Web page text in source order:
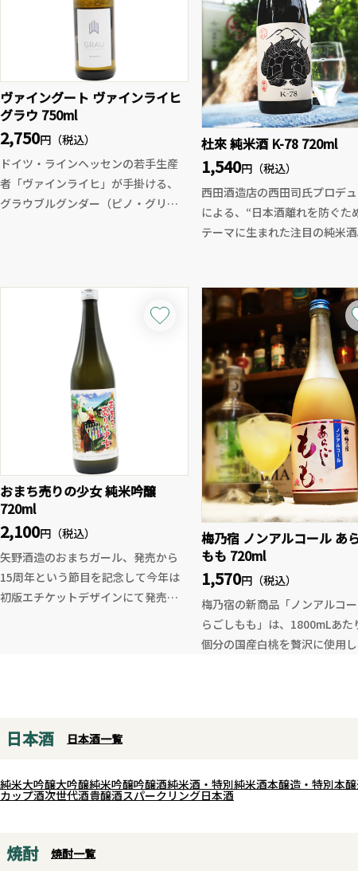
ヴァイングート ヴァインライヒ
グラウ 750ml
2,750円（税込）
ドイツ・ラインヘッセンの若手生産
者「ヴァインライヒ」が手掛ける、
グラウブルグンダー（ピノ・グリ）
引き締まった酸と、ほんのり甘やか
な果実味のバランスが絶妙で、心地
よいミネラル感が余韻まで続きま
ビオロジック栽培で丁寧に育てられ
たブドウを使用し、ブドウ本来のピ
ュアな味わいを最大限に表現。しっ
かり冷やして爽快に楽しむも良し、
少し温度を上げてふくよかさを引き
出すも良し。
飲む温度で表情が変わる、自由度の
杜來 純米酒 K-78 720ml
1,540円（税込）
西田酒造店の西田司氏プロデ
による、“日本酒離れを防ぐた
テーマに生まれた注目の純米酒
み、綺麗な酸が調和した親し
い味わいに仕上がっています
白とは思えない雑味の少なさと
快な飲み口は見事。
使用酵母には青森県開発酵母
ろば吟」を採用。ほんのりフル
ィーな香りと、飲み飽きしない
な旨口が魅力です。
刺身や焼き鳥、茄子の揚げびた
ど幅広い料理に寄り添い、食中
して真価を発揮する一本。価
の完成度を是非お楽しみくださ
おまち売りの少女 純米吟醸
720ml
2,100円（税込）
矢野酒造のおまちガール、発売から
15周年という節目を記念して今年は
初版エチケットデザインにて発売！
味を確かに感じつつも重くダレない
ある香味バランスに爽やかな余韻。
多良岳の水の素晴らしさを感じる季
梅乃宿 ノンアルコール あ
もも 720ml
1,570円（税込）
梅乃宿の新商品「ノンアルコ
らごしもも」は、1800mLあた
個分の国産白桃を贅沢に使用
のような贅沢な味わいは、ス
トやロックはもちろん、炭酸割
日本酒 日本酒一覧
純米大吟醸大吟醸純米吟醸吟醸酒純米酒・特別純米酒本醸造・特別本
カップ酒次世代酒貴醸酒スパークリング日本酒
焼酎 焼酎一覧